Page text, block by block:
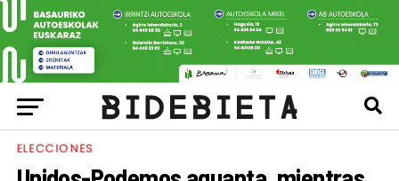
ELECCIONES